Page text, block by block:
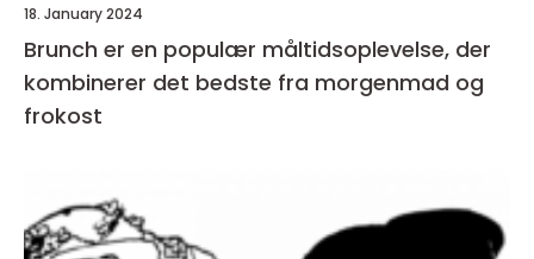
18. January 2024
Brunch er en populær måltidsoplevelse, der
kombinerer det bedste fra morgenmad og
frokost